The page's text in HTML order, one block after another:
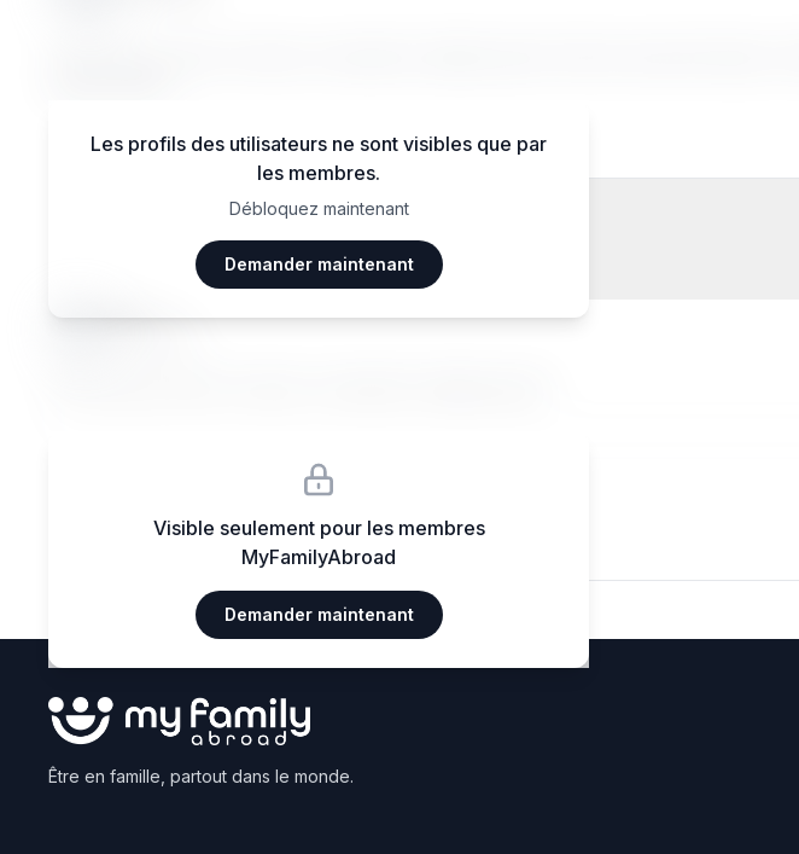
Les profils des utilisateurs ne sont visibles que par
les membres.
Débloquez maintenant
Demander maintenant
Avis des voyageurs
Ma••••
Visible seulement pour les membres
MyFamilyAbroad
Demander maintenant
Être en famille, partout dans le monde.